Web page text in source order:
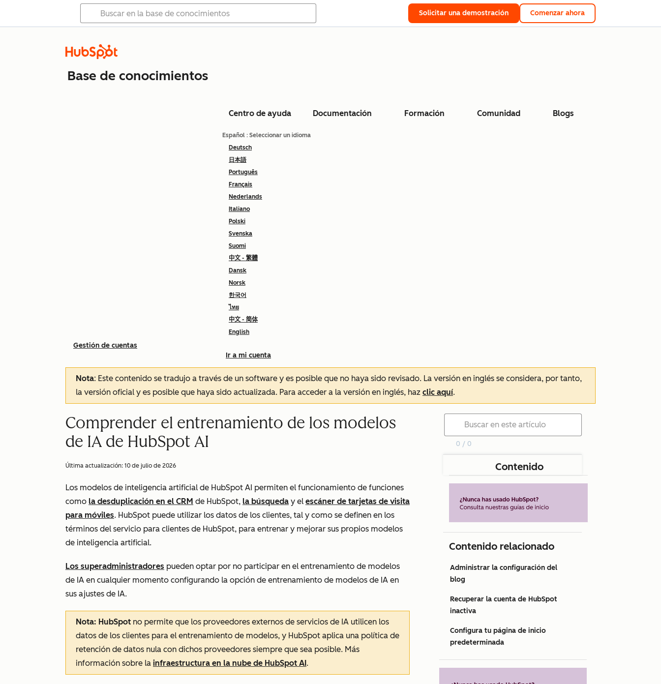
Solicitar una demostración Comenzar ahora
Base de conocimientos
Centro de ayuda Documentación Formación Comunidad Blogs
Español : Seleccionar un idioma
Deutsch
日本語
Português
Français
Nederlands
Italiano
Polski
Svenska
Suomi
中文 - 繁體
Dansk
Norsk
한국어
ไทย
中文 - 简体
English
Ir a mi cuenta
Gestión de cuentas
Nota: Este contenido se tradujo a través de un software y es posible que no haya sido revisado. La versión en inglés se considera, por tanto,
la versión oficial y es posible que haya sido actualizada. Para acceder a la versión en inglés, haz clic aquí.
Comprender el entrenamiento de los modelos
de IA de HubSpot AI
Última actualización: 10 de julio de 2026
Los modelos de inteligencia artificial de HubSpot AI permiten el funcionamiento de funciones
como la desduplicación en el CRM de HubSpot, la búsqueda y el escáner de tarjetas de visita
para móviles. HubSpot puede utilizar los datos de los clientes, tal y como se definen en los
términos del servicio para clientes de HubSpot, para entrenar y mejorar sus propios modelos
de inteligencia artificial.
Los superadministradores pueden optar por no participar en el entrenamiento de modelos
de IA en cualquier momento configurando la opción de entrenamiento de modelos de IA en
sus ajustes de IA.
Nota: HubSpot no permite que los proveedores externos de servicios de IA utilicen los
datos de los clientes para el entrenamiento de modelos, y HubSpot aplica una política de
retención de datos nula con dichos proveedores siempre que sea posible. Más
información sobre la infraestructura en la nube de HubSpot AI.
0 / 0
Contenido
Contenido relacionado
Administrar la configuración del
blog
Recuperar la cuenta de HubSpot
inactiva
Configura tu página de inicio
predeterminada